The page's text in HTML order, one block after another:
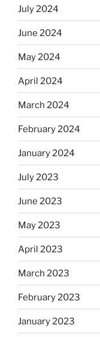
July 2024
June 2024
May 2024
April 2024
March 2024
February 2024
January 2024
July 2023
June 2023
May 2023
April 2023
March 2023
February 2023
January 2023